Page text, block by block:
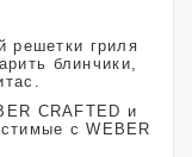
решетки гриля
блинчики,
CRAFTED и
с WEBER